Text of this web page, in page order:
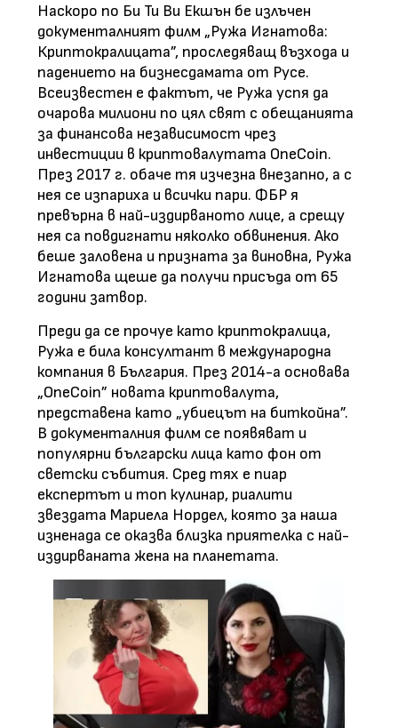
Наскоро по Би Ти Ви Екшън бе излъчен
документалният филм „Ружа Игнатова:
Криптокралицата”, проследяващ възхода и
падението на бизнесдамата от Русе.
Всеизвестен е фактът, че Ружа успя да
очарова милиони по цял свят с обещанията
за финансова независимост чрез
инвестиции в криптовалутата OneCoin.
През 2017 г. обаче тя изчезна внезапно, а с
нея се изпариха и всички пари. ФБР я
превърна в най-издирваното лице, а срещу
нея са повдигнати няколко обвинения. Ако
беше заловена и призната за виновна, Ружа
Игнатова щеше да получи присъда от 65
години затвор.
Преди да се прочуе като криптокралица,
Ружа е била консултант в международна
компания в България. През 2014-а основава
„ОnеСоіn” новата криптовалута,
представена като „убиецът на биткойна”.
В документалния филм се появяват и
популярни български лица като фон от
светски събития. Сред тях е пиар
експертът и топ кулинар, риалити
звездата Мариела Нордел, която за наша
изненада се оказва близка приятелка с най-
издирваната жена на планетата.